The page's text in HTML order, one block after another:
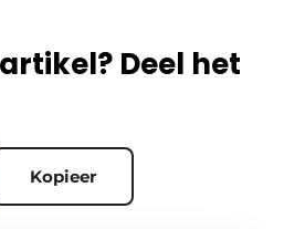
Deel het
Kopieer